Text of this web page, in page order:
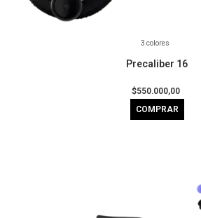
3 colores
Precaliber 16
$550.000,00
COMPRAR